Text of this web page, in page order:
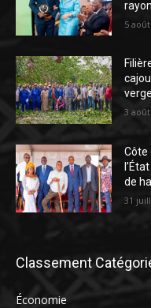
5
3
Côte
de
31
Classement
Économie